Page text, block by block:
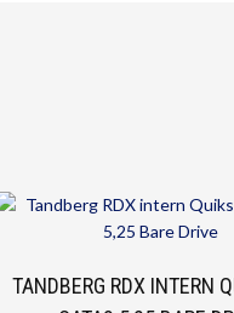
TANDBERG RDX INTERN